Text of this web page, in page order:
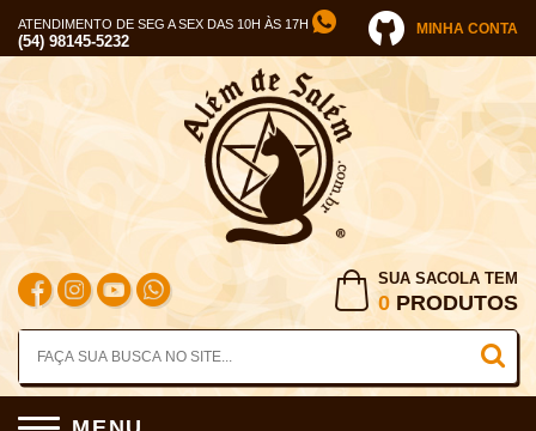
ATENDIMENTO DE SEG A SEX DAS 10H ÀS 17H
(54) 98145-5232
MINHA CONTA
SUA SACOLA TEM
0 PRODUTOS